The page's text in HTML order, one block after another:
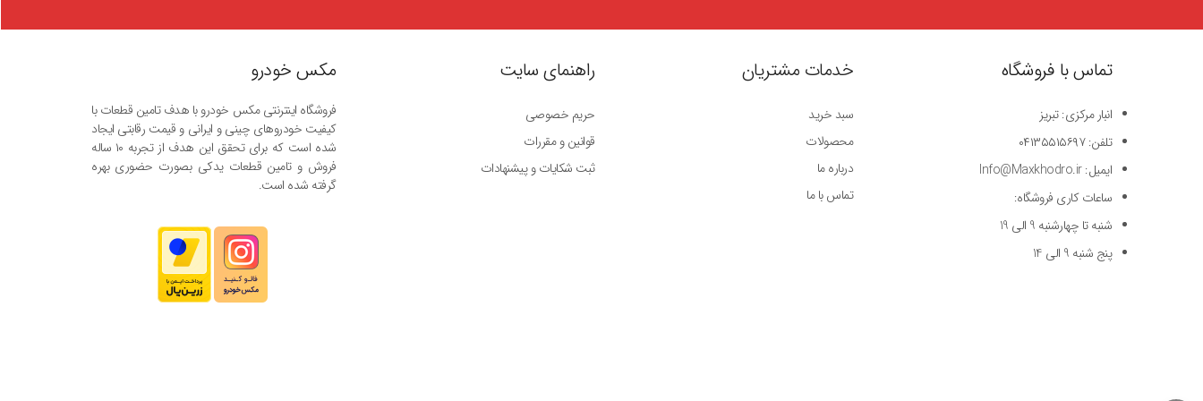
مکس خودرو
فروشگاه اینترنتی مکس خودرو با هدف تامین قطعات با
کیفیت خودروهای چینی و ایرانی و قیمت رقابتی ایجاد
شده است که برای تحقق این هدف از تجربه ۱۰ ساله
فروش و تامین قطعات یدکی بصورت حضوری بهره
گرفته شده است.
راهنمای سایت
حریم خصوصی
قوانین و مقررات
ثبت شکایات و پیشنهادات
خدمات مشتریان
سبد خرید
محصولات
درباره ما
تماس با ما
تماس با فروشگاه
انبار مرکزی: تبریز
تلفن: ۰۴۱۳۵۵۱۵۶۹۷
ایمیل: Info@Maxkhodro.ir
ساعات کاری فروشگاه:
شنبه تا چهارشنبه 9 الی 19
پنج شنبه 9 الی 14